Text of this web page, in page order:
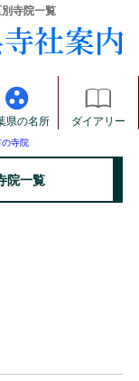
寺院一覧
県の名所 ダイアリー
の寺院
院一覧